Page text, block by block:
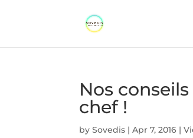
Nos
chef !
bySovedis |Apr 7, 2016 |